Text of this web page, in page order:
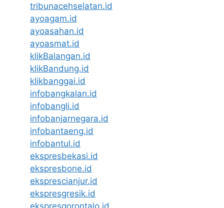
tribunacehselatan.id
ayoagam.id
ayoasahan.id
ayoasmat.id
klikBalangan.id
klikBandung.id
klikbanggai.id
infobangkalan.id
infobangli.id
infobanjarnegara.id
infobantaeng.id
infobantul.id
ekspresbekasi.id
ekspresbone.id
eksprescianjur.id
ekspresgresik.id
ekspresgorontalo.id